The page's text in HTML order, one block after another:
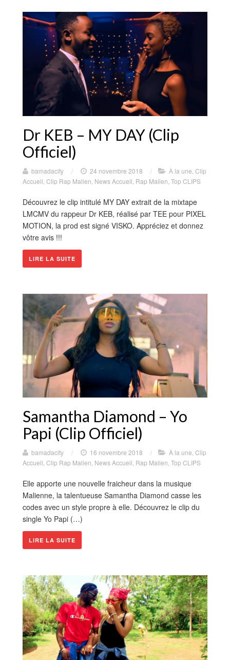
Dr KEB – MY DAY (Clip
Officiel)
bamadacity / 24 novembre 2018 / À la une Clip
Accueil Clip Rap Malien News Accueil Rap Malien Top CLIPS
Découvrez le clip intitulé MY DAY extrait de la mixtape
LMCMV du rappeur Dr KEB, réalisé par TEE pour PIXEL
MOTION, la prod est signé VISKO. Appréciez et donnez
vôtre avis !!!
LIRE LA SUITE
Samantha Diamond – Yo
Papi (Clip Officiel)
bamadacity / 16 novembre 2018 / À la une Clip
Accueil Clip Rap Malien News Accueil Rap Malien Top CLIPS
Elle apporte une nouvelle fraicheur dans la musique
Malienne, la talentueuse Samantha Diamond casse les
codes avec un style propre à elle. Découvrez le clip du
single Yo Papi (…)
LIRE LA SUITE